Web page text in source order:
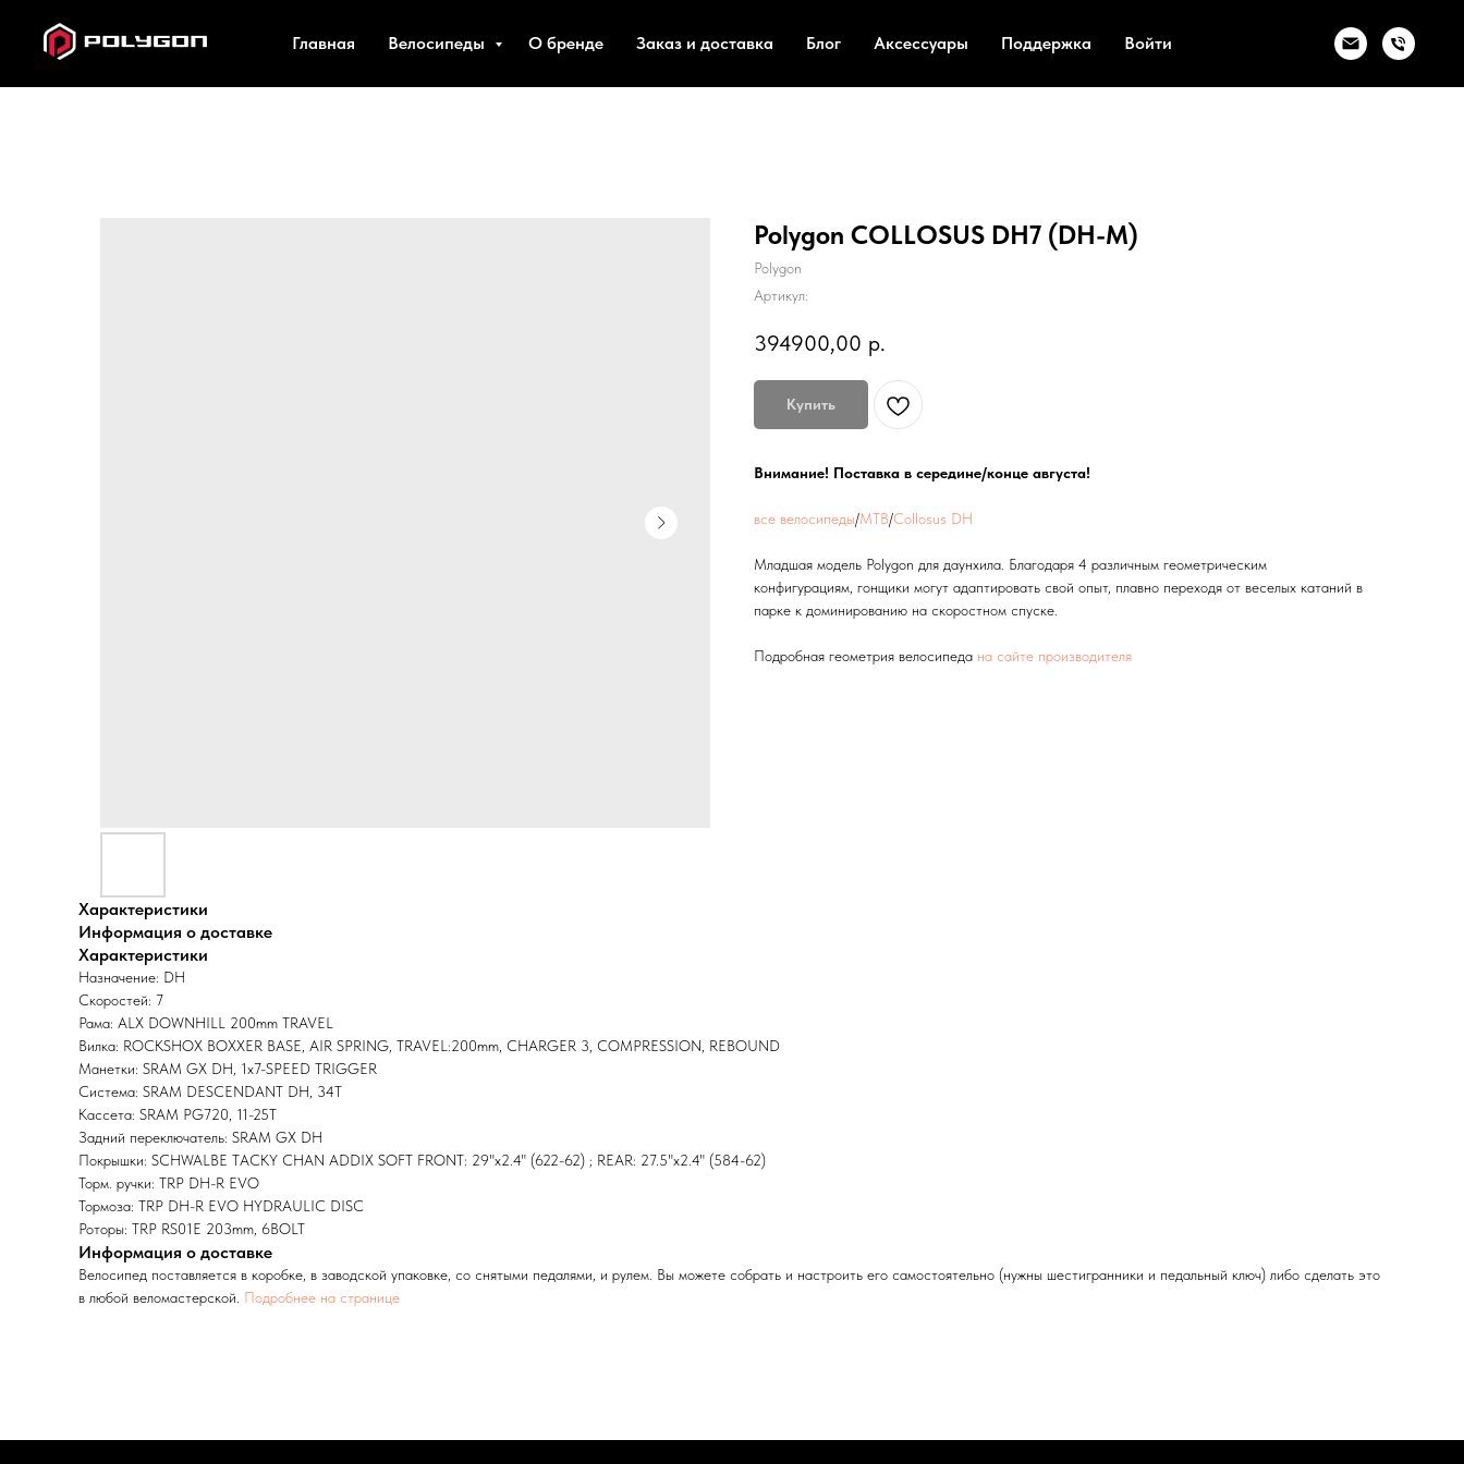
Главная Велосипеды О бренде Заказ и доставка Блог Аксессуары Поддержка Войти
Polygon COLLOSUS DH7 (DH-M)
Polygon
Артикул:
394900,00 р.
Купить
Внимание! Поставка в середине/конце августа!
все велосипеды/MTB/Collosus DH
Младшая модель Polygon для даунхила. Благодаря 4 различным геометрическим
конфигурациям, гонщики могут адаптировать свой опыт, плавно переходя от веселых катаний в
парке к доминированию на скоростном спуске.​
Подробная геометрия велосипеда на сайте производителя
Характеристики
Информация о доставке
Характеристики
Назначение: DH
Скоростей: 7
Рама: ALX DOWNHILL 200mm TRAVEL
Вилка: ROCKSHOX BOXXER BASE, AIR SPRING, TRAVEL:200mm, CHARGER 3, COMPRESSION, REBOUND
Манетки: SRAM GX DH, 1x7-SPEED TRIGGER
Система: SRAM DESCENDANT DH, 34T
Кассета: SRAM PG720, 11-25T
Задний переключатель: SRAM GX DH
Покрышки: SCHWALBE TACKY CHAN ADDIX SOFT FRONT: 29"x2.4" (622-62) ; REAR: 27.5"x2.4" (584-62)
Торм. ручки: TRP DH-R EVO
Тормоза: TRP DH-R EVO HYDRAULIC DISC
Роторы: TRP RS01E 203mm, 6BOLT
Информация о доставке
Велосипед поставляется в коробке, в заводской упаковке, со снятыми педалями, и рулем. Вы можете собрать и настроить его самостоятельно (нужны шестигранники и педальный ключ) либо сделать это
в любой веломастерской. Подробнее на странице